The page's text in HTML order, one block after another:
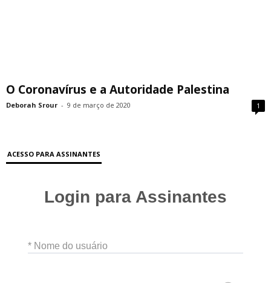
O Coronavírus e a Autoridade Palestina
Deborah Srour - 9 de março de 2020 1
ACESSO PARA ASSINANTES
Login para Assinantes
* Nome do usuário